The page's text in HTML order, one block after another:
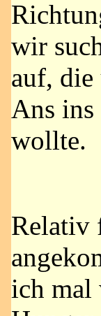
wir
auf, die
Ans
wollte.
Relativ
ich mal